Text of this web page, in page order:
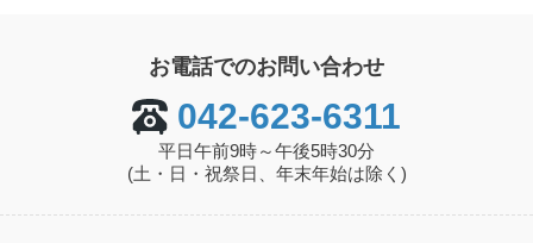
お電話でのお問い合わせ
042-623-6311
平日午前9時～午後5時30分
(土・日・祝祭日、年末年始は除く)